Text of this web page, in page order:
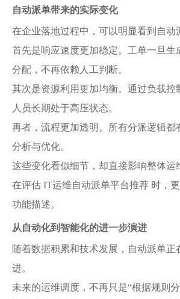
自动派单带来的实际变化
在企业落地过程中，可以明显看到自动
首先是响应速度更加稳定。工单一旦生
分配，不再依赖人工判断。
其次是资源利用更加均衡。通过负载控
人员长期处于高压状态。
再者，流程更加透明。所有分派逻辑都
分析与优化。
这些变化看似细节，却直接影响整体运
在评估 IT运维自动派单平台推荐 时，
功能描述。
从自动化到智能化的进一步演进
随着数据积累和技术发展，自动派单正
进。
未来的运维调度，不再只是“根据规则